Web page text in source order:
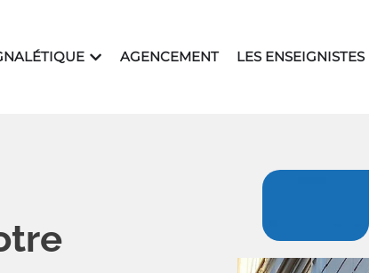
OUVRIR SIGNALÉTIQUE
AGENCEMENT LES ENSEIGNISTES